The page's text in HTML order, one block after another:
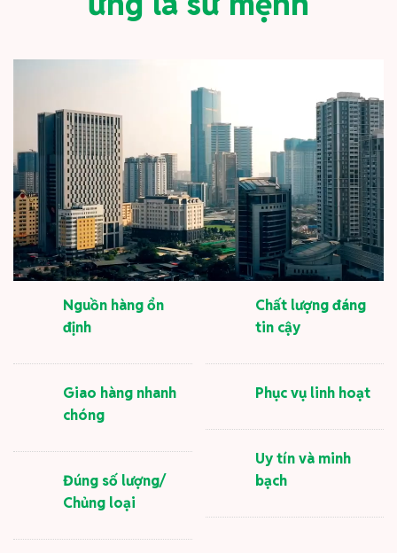
Nguồn hàng ổn
định
Giao hàng nhanh
chóng
Đúng số lượng/
Chủng loại
Chất lượng đáng
tin cậy
Phục vụ linh hoạt
Uy tín và minh
bạch